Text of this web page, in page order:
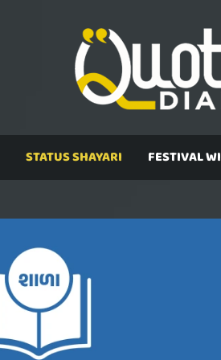
STATUS SHAYARI FESTIVAL